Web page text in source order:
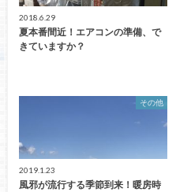
2018.6.29
夏本番間近！エアコンの準備、で
きていますか？
その他
2019.1.23
風邪が流行する季節到来！暖房時